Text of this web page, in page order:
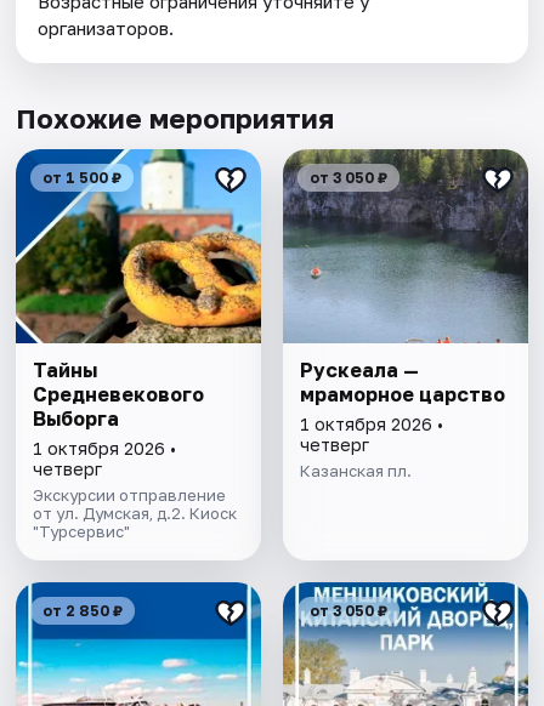
организаторов.
Похожие мероприятия
от 1 500 ₽
Тайны
Средневекового
Выборга
1 октября 2026 •
четверг
Экскурсии отправление
от ул. Думская, д.2. Киоск
"Турсервис"
от 3 050 ₽
Рускеала —
мраморное царство
1 октября 2026 •
четверг
Казанская пл.
от 2 850 ₽ от 3 050 ₽